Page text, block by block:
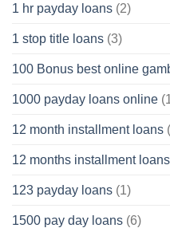
1 hr payday loans (2)
1 stop title loans (3)
100 Bonus best online
1000 payday loans online
12 month installment loans
12 months installment loans
123 payday loans (1)
1500 pay day loans (6)